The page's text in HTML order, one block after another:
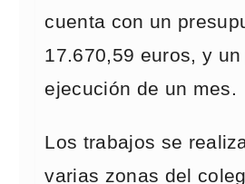
cuenta con un
17.670,59 euros, y
ejecución de un mes.
Los trabajos se
varias zonas del